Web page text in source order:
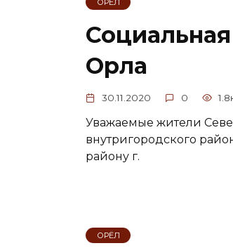
ОРЁЛ
Орла
30.11.2020 0
Уважаемые жители
внутригородского
району г.
ОРЁЛ